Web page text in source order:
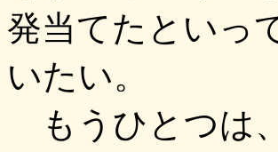
発当てたといっ
いたい。
もうひとつは